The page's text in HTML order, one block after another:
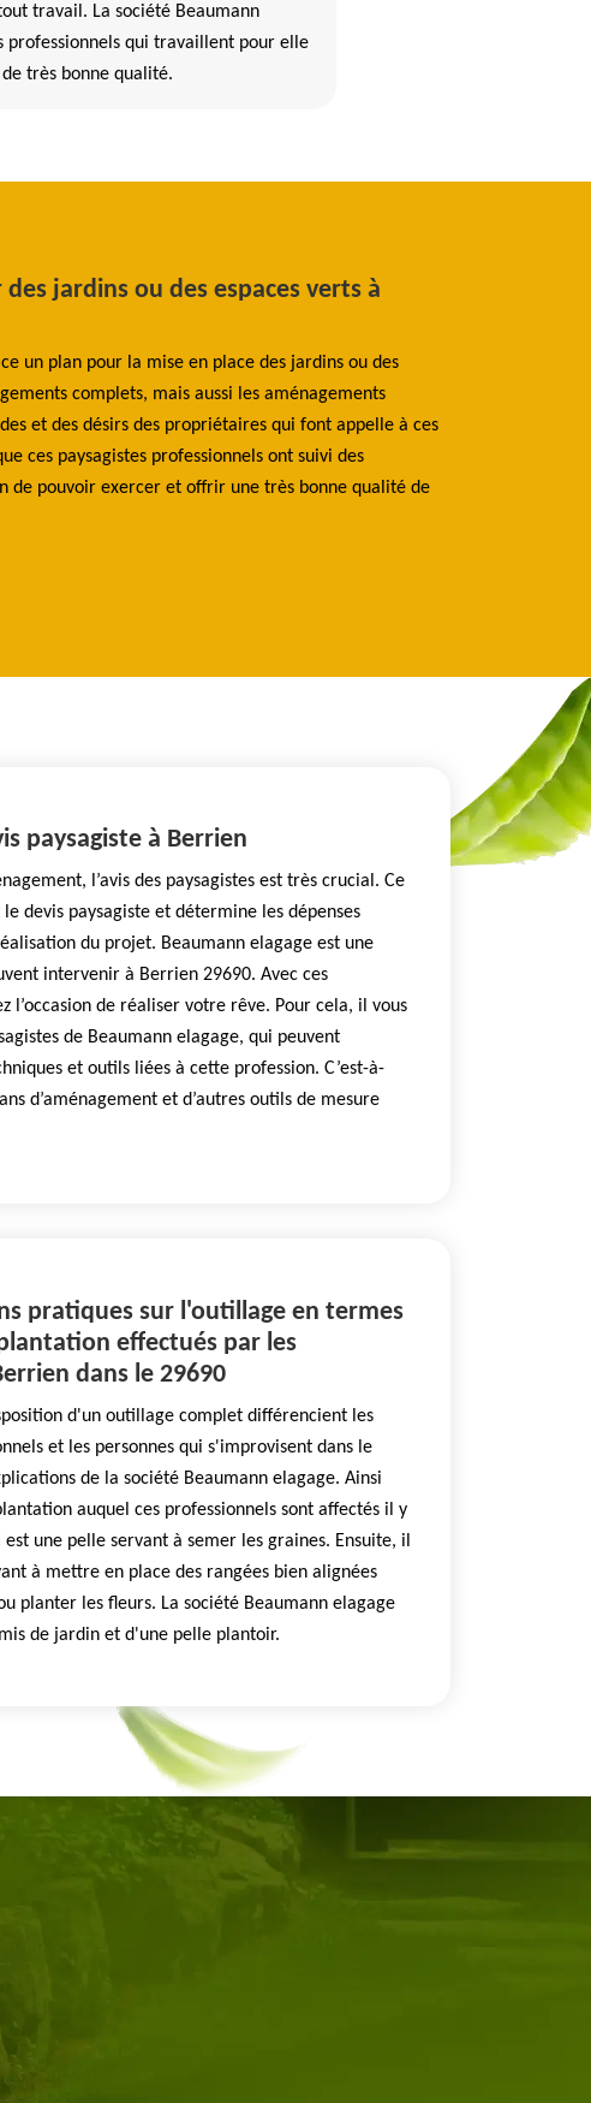
travail. La société Beaumann
professionnels qui travaillent pour elle
très bonne qualité.
jardins ou des espaces verts à
un plan pour la mise en place des jardins ou des
complets, mais aussi les aménagements
et des désirs des propriétaires qui font appelle à ces
ces paysagistes professionnels ont suivi des
de pouvoir exercer et offrir une très bonne qualité de
paysagiste à Berrien
l’avis des paysagistes est très crucial. Ce
devis paysagiste et détermine les dépenses
du projet. Beaumann elagage est une
intervenir à Berrien 29690. Avec ces
l’occasion de réaliser votre rêve. Pour cela, il vous
de Beaumann elagage, qui peuvent
et outils liées à cette profession. C’est-à-
d’aménagement et d’autres outils de mesure
pratiques sur l'outillage en termes
effectués par les
dans le 29690
d'un outillage complet différencient les
et les personnes qui s'improvisent dans le
de la société Beaumann elagage. Ainsi
auquel ces professionnels sont affectés il y
une pelle servant à semer les graines. Ensuite, il
à mettre en place des rangées bien alignées
planter les fleurs. La société Beaumann elagage
de jardin et d'une pelle plantoir.